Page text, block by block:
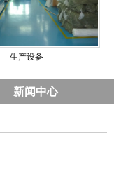
生产设备
新闻中心